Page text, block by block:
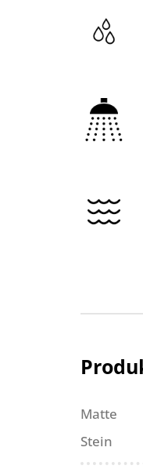
Matte
Stein